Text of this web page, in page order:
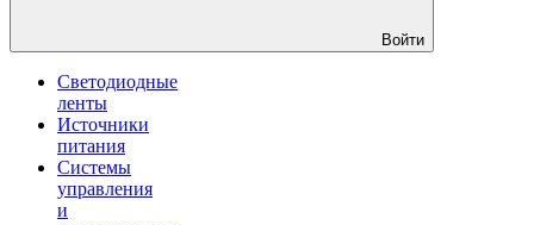
Войти
Светодиодные
ленты
Источники
питания
Системы
управления
и